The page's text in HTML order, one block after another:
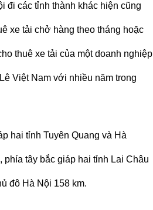
đi các tỉnh thành khác hiện cũng
xe tải chở hàng theo tháng hoặc
thuê xe tải của một doanh nghiệp
Việt Nam với nhiều năm trong
hai tỉnh Tuyên Quang và Hà
tây bắc giáp hai tỉnh Lai Châu
đô Hà Nội 158 km.